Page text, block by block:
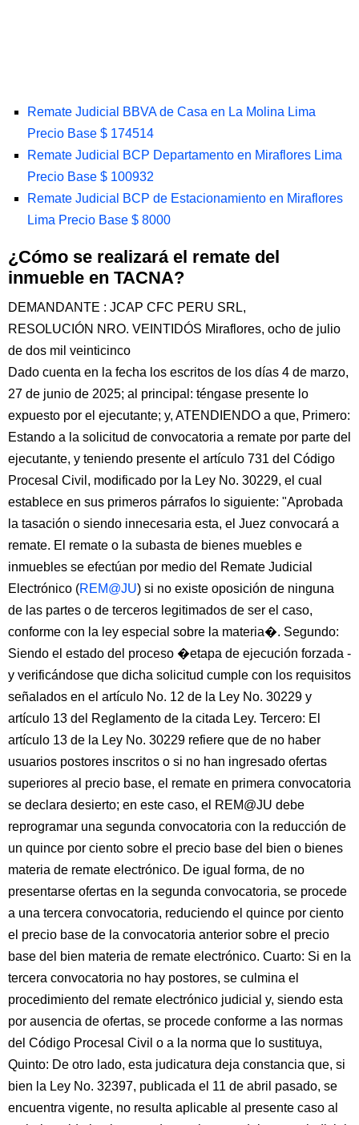
Remate Judicial BBVA de Casa en La Molina Lima
Precio Base $ 174514
Remate Judicial BCP Departamento en Miraflores Lima
Precio Base $ 100932
Remate Judicial BCP de Estacionamiento en Miraflores
Lima Precio Base $ 8000
¿Cómo se realizará el remate del
inmueble en TACNA?
DEMANDANTE : JCAP CFC PERU SRL,
RESOLUCIÓN NRO. VEINTIDÓS Miraflores, ocho de julio
de dos mil veinticinco
Dado cuenta en la fecha los escritos de los días 4 de marzo,
27 de junio de 2025; al principal: téngase presente lo
expuesto por el ejecutante; y, ATENDIENDO a que, Primero:
Estando a la solicitud de convocatoria a remate por parte del
ejecutante, y teniendo presente el artículo 731 del Código
Procesal Civil, modificado por la Ley No. 30229, el cual
establece en sus primeros párrafos lo siguiente: "Aprobada
la tasación o siendo innecesaria esta, el Juez convocará a
remate. El remate o la subasta de bienes muebles e
inmuebles se efectúan por medio del Remate Judicial
Electrónico (REM@JU) si no existe oposición de ninguna
de las partes o de terceros legitimados de ser el caso,
conforme con la ley especial sobre la materia�. Segundo:
Siendo el estado del proceso �etapa de ejecución forzada -
y verificándose que dicha solicitud cumple con los requisitos
señalados en el artículo No. 12 de la Ley No. 30229 y
artículo 13 del Reglamento de la citada Ley. Tercero: El
artículo 13 de la Ley No. 30229 refiere que de no haber
usuarios postores inscritos o si no han ingresado ofertas
superiores al precio base, el remate en primera convocatoria
se declara desierto; en este caso, el REM@JU debe
reprogramar una segunda convocatoria con la reducción de
un quince por ciento sobre el precio base del bien o bienes
materia de remate electrónico. De igual forma, de no
presentarse ofertas en la segunda convocatoria, se procede
a una tercera convocatoria, reduciendo el quince por ciento
el precio base de la convocatoria anterior sobre el precio
base del bien materia de remate electrónico. Cuarto: Si en la
tercera convocatoria no hay postores, se culmina el
procedimiento del remate electrónico judicial y, siendo esta
por ausencia de ofertas, se procede conforme a las normas
del Código Procesal Civil o a la norma que lo sustituya,
Quinto: De otro lado, esta judicatura deja constancia que, si
bien la Ley No. 32397, publicada el 11 de abril pasado, se
encuentra vigente, no resulta aplicable al presente caso al